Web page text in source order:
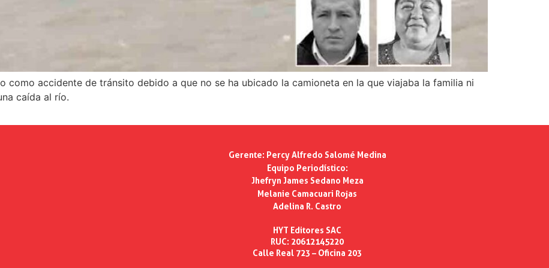
como accidente de tránsito debido a que no se ha ubicado la camioneta en la que viajaba la familia ni
caída al río.
Gerente: Percy Alfredo Salomé Medina
Equipo Periodístico:
Jhefryn James Sedano Meza
Melanie Camacuari Rojas
Adelina R. Castro
HYT Editores SAC
RUC: 20612145220
Calle Real 723 – Oficina 203